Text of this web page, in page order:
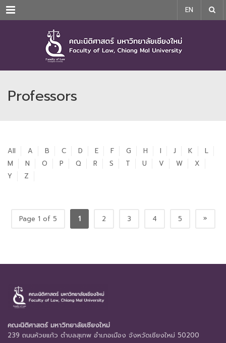
Menu EN
Professors
All A B C D E F G H I J K
L
M
N O P Q R S T U V W
X
Y
Z
Page 1 of 5 1 2 3 4 5 »
คณะนิติศาสตร์ มหาวิทยาลัยเชียงใหม่
239 ถนนห้วยแก้ว ตำบลสุเทพ อำเภอเมือง จังหวัดเชียงใหม่ 50200